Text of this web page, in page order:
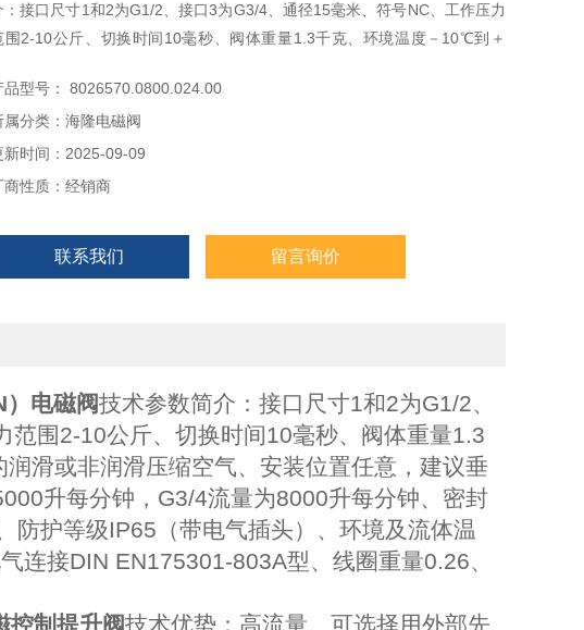
：接口尺寸1和2为G1/2、接口3为G3/4、通径15毫米、符号NC、工作压力
围2-10公斤、切换时间10毫秒、阀体重量1.3千克、环境温度－10℃到＋
、德国海隆HERION电磁阀
品型号： 8026570.0800.024.00
属分类：海隆电磁阀
新时间：2025-09-09
商性质：经销商
联系我们 留言询价
电磁阀技术参数简介：接口尺寸1和2为G1/2、
围2-10公斤、切换时间10毫秒、阀体重量1.3
滑或非润滑压缩空气、安装位置任意，建议垂
升每分钟，G3/4流量为8000升每分钟、密封
防护等级IP65（带电气插头）、环境及流体温
连接DIN EN175301-803A型、线圈重量0.26、
控制提升阀技术优势：高流量、可选择用外部先